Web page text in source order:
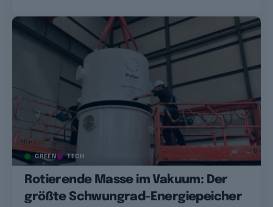
GREEN TECH
Rotierende Masse im Vakuum: Der
größte Schwungrad-Energiepeicher